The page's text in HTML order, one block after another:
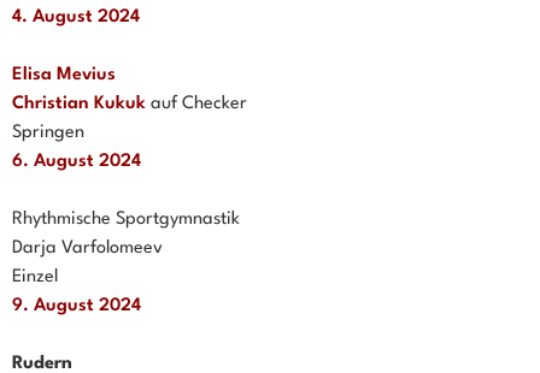
4. August 2024
Elisa Mevius
Christian Kukuk auf Checker
Springen
6. August 2024
Rhythmische Sportgymnastik
Darja Varfolomeev
Einzel
9. August 2024
Rudern